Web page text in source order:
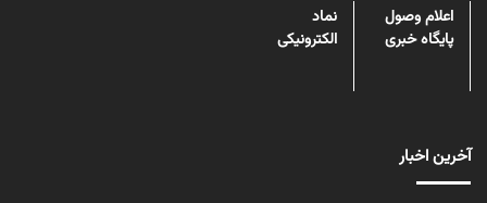
اعلام وصول
پایگاه خبری
نماد
الکترونیکی
آخرین اخبار